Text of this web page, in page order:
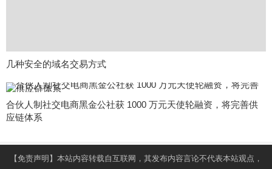
几种安全的域名交易方式
合伙人制社交电商黑金公社获 1000 万元天使轮融资，将完善供
应链体系
【免责声明】本站内容转载自互联网，其发布内容言论不代表本站观点，